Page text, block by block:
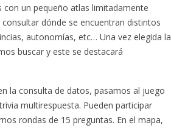
un pequeño atlas limitadamente
dónde se encuentran distintos
autonomías, etc… Una vez elegida la
buscar y este se destacará
la consulta de datos, pasamos al juego
multirespuesta. Pueden participar
rondas de 15 preguntas. En el mapa,